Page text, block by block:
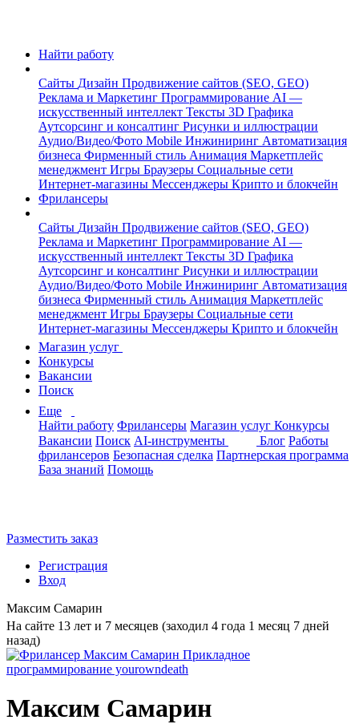
Найти работу
Сайты Дизайн Продвижение сайтов (SEO, GEO)
Реклама и Маркетинг Программирование AI —
искусственный интеллект Тексты 3D Графика
Аутсорсинг и консалтинг Рисунки и иллюстрации
Аудио/Видео/Фото Mobile Инжиниринг Автоматизация
бизнеса Фирменный стиль Анимация Маркетплейс
менеджмент Игры Браузеры Социальные сети
Интернет-магазины Мессенджеры Крипто и блокчейн
Фрилансеры
Сайты Дизайн Продвижение сайтов (SEO, GEO)
Реклама и Маркетинг Программирование AI —
искусственный интеллект Тексты 3D Графика
Аутсорсинг и консалтинг Рисунки и иллюстрации
Аудио/Видео/Фото Mobile Инжиниринг Автоматизация
бизнеса Фирменный стиль Анимация Маркетплейс
менеджмент Игры Браузеры Социальные сети
Интернет-магазины Мессенджеры Крипто и блокчейн
Магазин услуг
Конкурсы
Вакансии
Поиск
Еще
Найти работу Фрилансеры Магазин услуг Конкурсы
Вакансии Поиск AI-инструменты Блог Работы
фрилансеров Безопасная сделка Партнерская программа
База знаний Помощь
Разместить заказ
Регистрация
Вход
Максим Самарин
На сайте 13 лет и 7 месяцев (заходил 4 года 1 месяц 7 дней
назад)
Максим Самарин